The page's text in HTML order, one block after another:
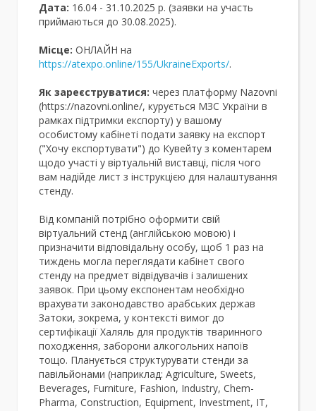
Дата: 16.04 - 31.10.2025 р. (заявки на участь
приймаються до 30.08.2025).
Місце: ОНЛАЙН на
https://atexpo.online/155/UkraineExports/.
Як зареєструватися: через платформу Nazovni
(https://nazovni.online/, курується МЗС України в
рамках підтримки експорту) у вашому
особистому кабінеті подати заявку на експорт
("Хочу експортувати") до Кувейту з коментарем
щодо участі у віртуальній виставці, після чого
вам надійде лист з інструкцією для налаштування
стенду.
Від компаній потрібно оформити свій
віртуальний стенд (англійською мовою) і
призначити відповідальну особу, щоб 1 раз на
тиждень могла переглядати кабінет свого
стенду на предмет відвідувачів і залишених
заявок. При цьому експонентам необхідно
врахувати законодавство арабських держав
Затоки, зокрема, у контексті вимог до
сертифікації Халяль для продуктів тваринного
походження, заборони алкогольних напоїв
тощо. Планується структурувати стенди за
павільйонами (наприклад: Agriculture, Sweets,
Beverages, Furniture, Fashion, Industry, Chem-
Pharma, Construction, Equipment, Investment, IT,